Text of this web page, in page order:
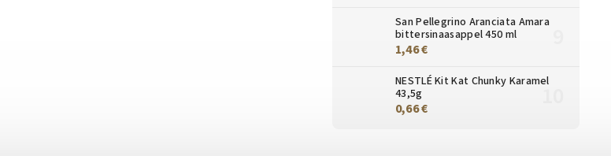
San Pellegrino Aranciata Amara
bittersinaasappel 450 ml
1,46 €
NESTLÉ Kit Kat Chunky Karamel
43,5g
0,66 €